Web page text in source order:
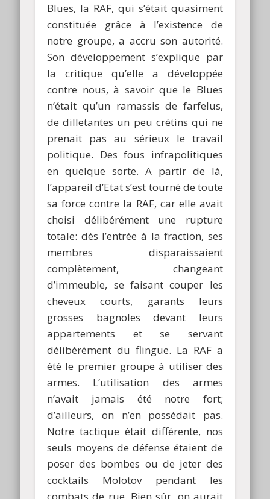
Blues, la RAF, qui s’était quasiment
constituée grâce à l’existence de
notre groupe, a accru son autorité.
Son développement s’explique par
la critique qu’elle a développée
contre nous, à savoir que le Blues
n’était qu’un ramassis de farfelus,
de dilletantes un peu crétins qui ne
prenait pas au sérieux le travail
politique. Des fous infrapolitiques
en quelque sorte. A partir de là,
l’appareil d’Etat s’est tourné de toute
sa force contre la RAF, car elle avait
choisi délibérément une rupture
totale: dès l’entrée à la fraction, ses
membres disparaissaient
complètement, changeant
d’immeuble, se faisant couper les
cheveux courts, garants leurs
grosses bagnoles devant leurs
appartements et se servant
délibérément du flingue. La RAF a
été le premier groupe à utiliser des
armes. L’utilisation des armes
n’avait jamais été notre fort;
d’ailleurs, on n’en possédait pas.
Notre tactique était différente, nos
seuls moyens de défense étaient de
poser des bombes ou de jeter des
cocktails Molotov pendant les
combats de rue. Bien sûr, on aurait